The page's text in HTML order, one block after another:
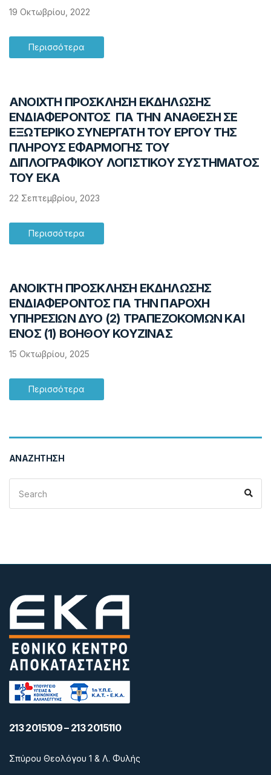
19 Οκτωβρίου, 2022
Περισσότερα
ANOIXTH ΠΡΟΣΚΛΗΣΗ ΕΚΔΗΛΩΣΗΣ
ΕΝΔΙΑΦΕΡΟΝΤΟΣ ΓΙΑ ΤΗΝ ΑΝΑΘΕΣΗ ΣΕ
ΕΞΩΤΕΡΙΚΟ ΣΥΝΕΡΓΑΤΗ ΤΟΥ ΕΡΓΟΥ ΤΗΣ
ΠΛΗΡΟΥΣ ΕΦΑΡΜΟΓΗΣ ΤΟΥ
ΔΙΠΛΟΓΡΑΦΙΚΟΥ ΛΟΓΙΣΤΙΚΟΥ ΣΥΣΤΗΜΑΤΟΣ
ΤΟΥ ΕΚΑ
22 Σεπτεμβρίου, 2023
Περισσότερα
ΑΝΟΙΚΤΗ ΠΡΟΣΚΛΗΣΗ ΕΚΔΗΛΩΣΗΣ
ΕΝΔΙΑΦΕΡΟΝΤΟΣ ΓΙΑ ΤΗΝ ΠΑΡΟΧΗ
ΥΠΗΡΕΣΙΩΝ ΔΥΟ (2) ΤΡΑΠΕΖΟΚΟΜΩΝ ΚΑΙ
ΕΝΟΣ (1) ΒΟΗΘΟΥ ΚΟΥΖΙΝΑΣ
15 Οκτωβρίου, 2025
Περισσότερα
ΑΝΑΖΉΤΗΣΗ
for:
213 2015109 – 213 2015110
Σπύρου Θεολόγου 1 & Λ. Φυλής